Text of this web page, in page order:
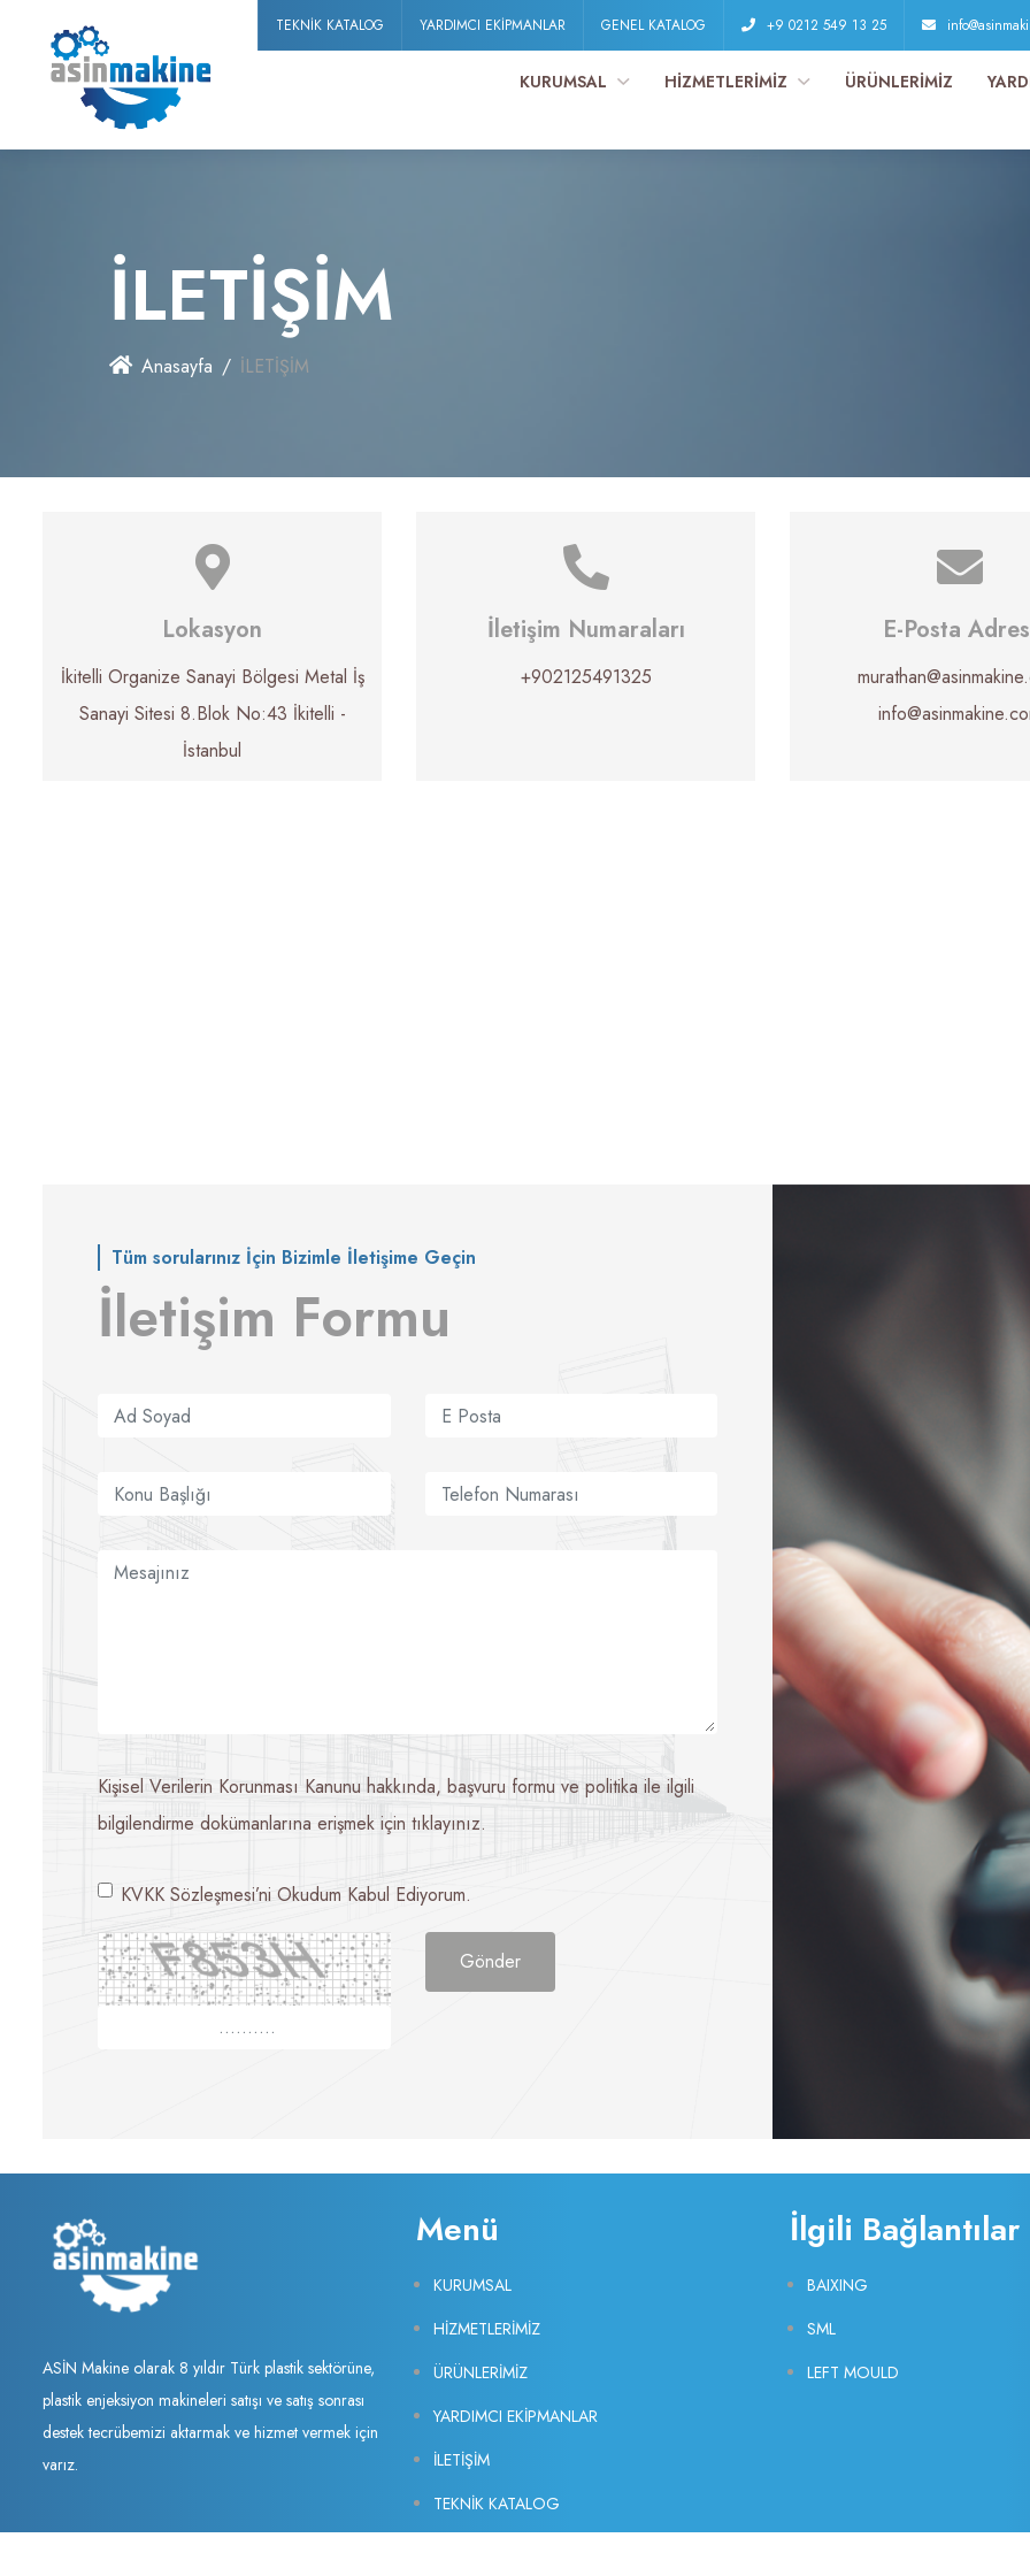
TEKNİK KATALOG YARDIMCI EKİPMANLAR GENEL KATALOG +9 0212 549 13 25
KURUMSAL HİZMETLERİMİZ ÜRÜNLERİMİZ
İLETİŞİM
Anasayfa İLETİŞİM
Lokasyon
İkitelli Organize Sanayi Bölgesi Metal İş
Sanayi Sitesi 8.Blok No:43 İkitelli -
İstanbul
İletişim Numaraları
+902125491325
E-Posta
Tüm sorularınız İçin Bizimle İletişime Geçin
İletişim Formu
Kişisel Verilerin Korunması Kanunu hakkında, başvuru formu ve politika ile ilgili
bilgilendirme dokümanlarına erişmek için tıklayınız.
KVKK Sözleşmesi’ni Okudum Kabul Ediyorum.
Gönder
ASİN Makine olarak 8 yıldır Türk plastik sektörüne,
plastik enjeksiyon makineleri satışı ve satış sonrası
destek tecrübemizi aktarmak ve hizmet vermek için
varız.
Menü
KURUMSAL
HİZMETLERİMİZ
ÜRÜNLERİMİZ
YARDIMCI EKİPMANLAR
İLETİŞİM
TEKNİK KATALOG
İlgili Bağlantılar
BAIXING
SML
LEFT MOULD